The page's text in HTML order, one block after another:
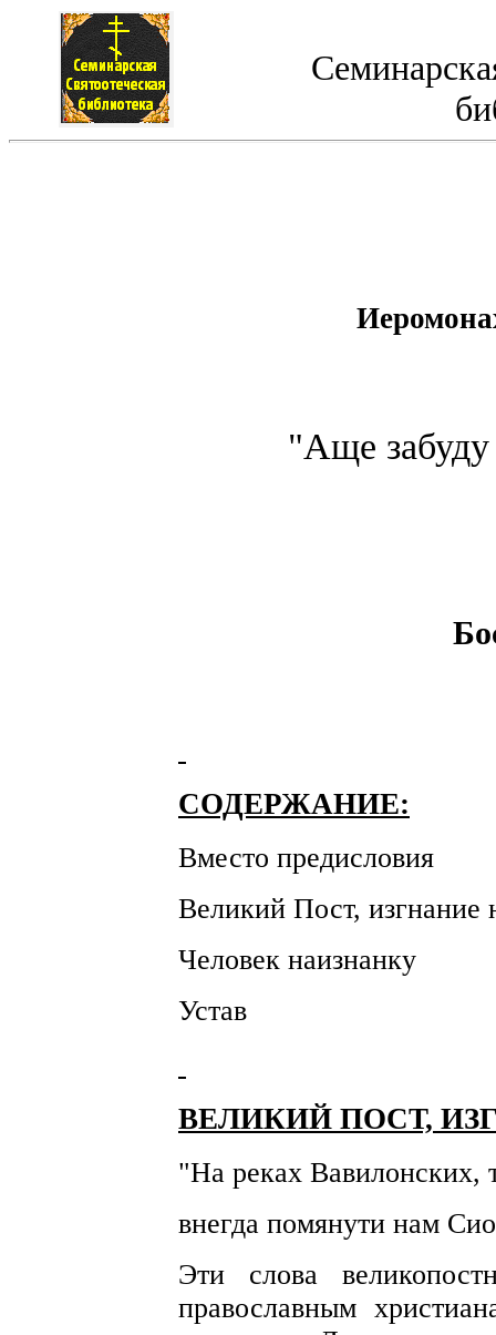
"Аще
СОДЕРЖАНИЕ:
Вместо предисловия
Великий Пост, изгнание
Человек наизнанку
Устав
ВЕЛИКИЙ ПОСТ,
"На реках Вавилонских,
внегда помянути нам
Эти слова
православным